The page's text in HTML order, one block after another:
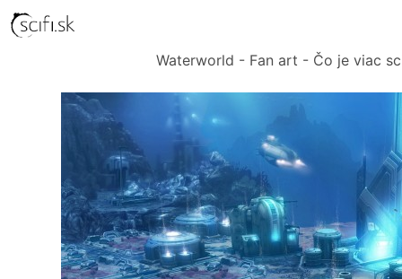
Waterworld - Fan art - Čo je viac